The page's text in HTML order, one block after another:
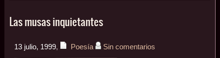
Las musas inquietantes
13 julio, 1999, Poesía
Sin comentarios